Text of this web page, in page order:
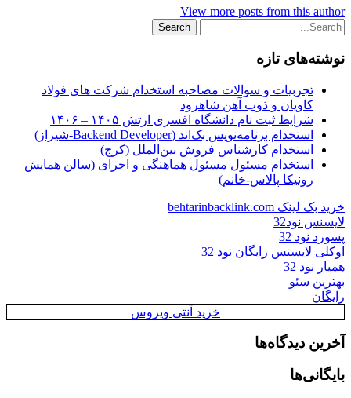
View more posts from this author
نوشته‌های تازه
تجربیات و سوالات مصاحبه استخدام شرکت های فولاد
کاویان و ذوب آهن شاهرود
شرایط ثبت نام دانشگاه افسری ارتش ۱۴۰۵ – ۱۴۰۶
استخدام برنامه‌نویس بک‌اند (Backend Developer-شیراز)
استخدام کارشناس فروش بین‌الملل (کرج)
استخدام مسئول مسئول هماهنگی و اجرای (سالن همایش
رونیکا پالاس-خانم)
خرید بک لینک behtarinbacklink.com
لایسنس نود32
پسورد نود 32
اوکلی لایسنس رایگان نود 32
همیار نود 32
بهترین سئو
رایگان
خرید آنتی ویروس
آخرین دیدگاه‌ها
بایگانی‌ها